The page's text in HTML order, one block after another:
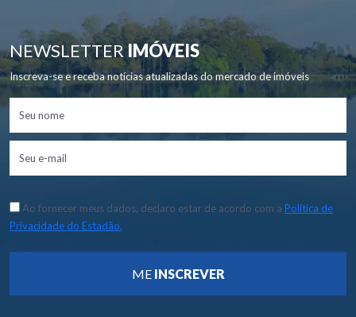
NEWSLETTERIMÓVEIS
Inscreva-se e receba notícias atualizadas do mercado de imóveis
Ao fornecer meus dados, declaro estar de acordo com a Política de
Privacidade do Estadão.
ME INSCREVER